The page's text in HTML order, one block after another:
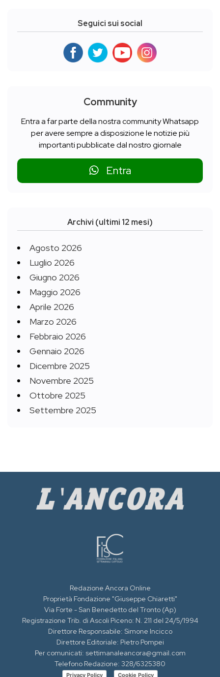
Seguici sui social
Community
Entra a far parte della nostra community Whatsapp
per avere sempre a disposizione le notizie più
importanti pubblicate dal nostro giornale
Entra
Archivi (ultimi 12 mesi)
Agosto 2026
Luglio 2026
Giugno 2026
Maggio 2026
Aprile 2026
Marzo 2026
Febbraio 2026
Gennaio 2026
Dicembre 2025
Novembre 2025
Ottobre 2025
Settembre 2025
Redazione Ancora Online
Proprietà Fondazione "Giuseppe Chiaretti"
Via Forte - San Benedetto del Tronto (Ap)
Registrazione Trib. di Ascoli Piceno: N. 211 del 24/5/1994
Direttore Responsabile: Simone Incicco
Direttore Editoriale: Pietro Pompei
Per comunicati: settimanaleancora@gmail.com
Telefono Redazione: 328/6325380
Privacy Policy Cookie Policy